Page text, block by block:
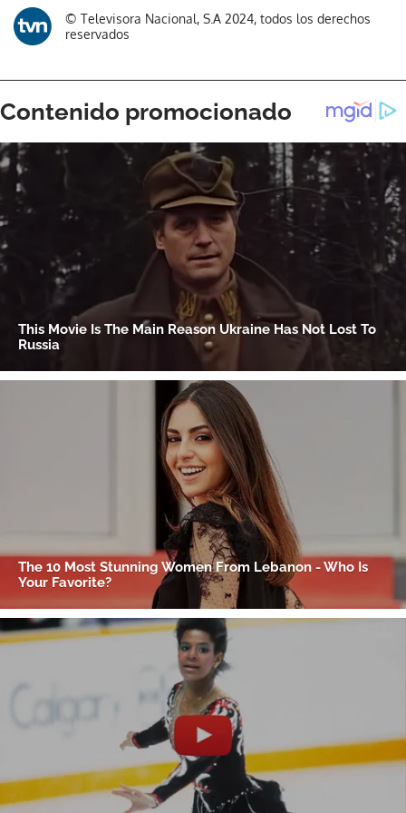
© Televisora Nacional, S.A 2024, todos los derechos
reservados